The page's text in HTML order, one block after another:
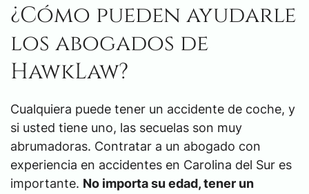
¿Cómo pueden ayudarle
los abogados de
HawkLaw?
Cualquiera puede tener un accidente de coche, y
si usted tiene uno, las secuelas son muy
abrumadoras. Contratar a un abogado con
experiencia en accidentes en Carolina del Sur es
importante. No importa su edad, tener un